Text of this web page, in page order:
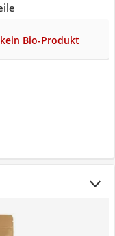
kein Bio-Produkt